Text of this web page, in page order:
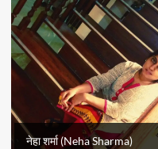
नेहा शर्मा (Neha Sharma)